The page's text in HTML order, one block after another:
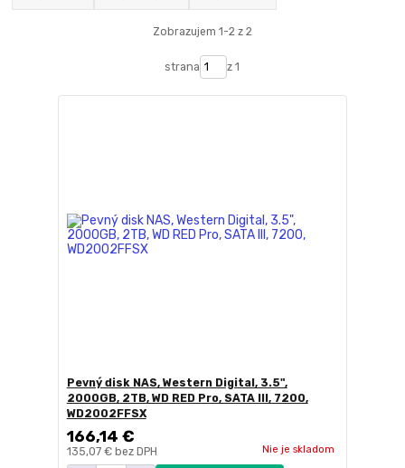
Zobrazujem 1-2 z 2
strana z 1
Pevný disk NAS, Western Digital, 3.5",
2000GB, 2TB, WD RED Pro, SATA III, 7200,
WD2002FFSX
166,14 €
135,07 € bez DPH Nie je skladom